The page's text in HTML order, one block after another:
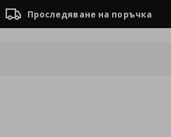
Проследяване на поръчка